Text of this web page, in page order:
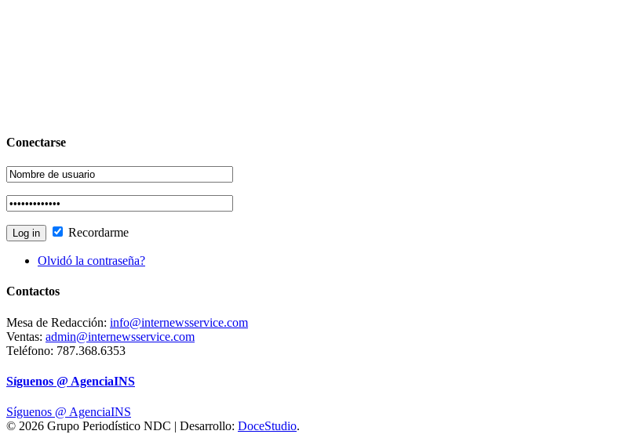
Conectarse
Recordarme
Olvidó la contraseña?
Contactos
Mesa de Redacción: info@internewsservice.com
Ventas: admin@internewsservice.com
Teléfono: 787.368.6353
Síguenos @ AgenciaINS
Síguenos @ AgenciaINS
© 2026 Grupo Periodístico NDC | Desarrollo: DoceStudio.